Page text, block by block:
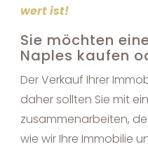
wert ist!
Sie möchten
Naples kaufen
Der Verkauf Ihrer
daher sollten Sie mit
zusammenarbeiten,
wie wir Ihre Immobilie